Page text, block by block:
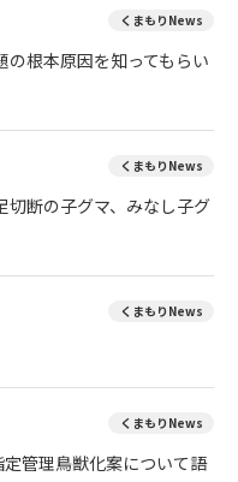
くまもりNews
根本原因を知ってもらい
くまもりNews
切断の子グマ、みなし子グ
くまもりNews
くまもりNews
管理鳥獣化案について語